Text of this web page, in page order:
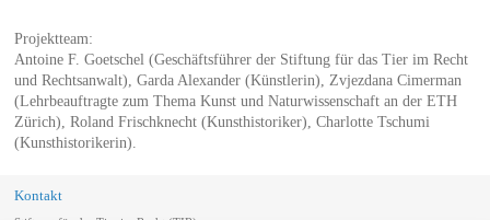
Projektteam:
Antoine F. Goetschel (Geschäftsführer der Stiftung für das Tier im Recht
und Rechtsanwalt), Garda Alexander (Künstlerin), Zvjezdana Cimerman
(Lehrbeauftragte zum Thema Kunst und Naturwissenschaft an der ETH
Zürich), Roland Frischknecht (Kunsthistoriker), Charlotte Tschumi
(Kunsthistorikerin).
Kontakt